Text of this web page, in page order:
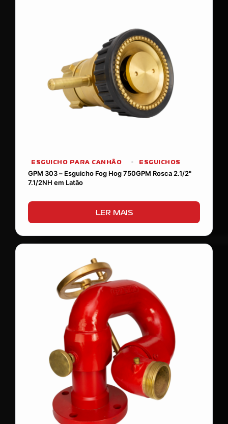
ESGUICHO PARA CANHÃO
ESGUICHOS
GPM 303 – Esguicho Fog Hog 750GPM Rosca 2.1/2"
7.1/2NH em Latão
LER MAIS